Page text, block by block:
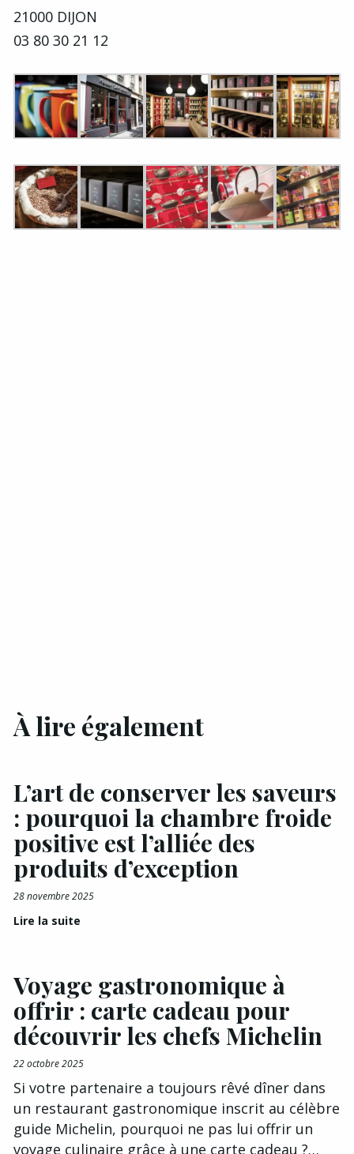
21000 DIJON
03 80 30 21 12
À lire également
L’art de conserver les saveurs
: pourquoi la chambre froide
positive est l’alliée des
produits d’exception
28 novembre 2025
Lire la suite
Voyage gastronomique à
offrir : carte cadeau pour
découvrir les chefs Michelin
22 octobre 2025
Si votre partenaire a toujours rêvé dîner dans
un restaurant gastronomique inscrit au célèbre
guide Michelin, pourquoi ne pas lui offrir un
voyage culinaire grâce à une carte cadeau ?…